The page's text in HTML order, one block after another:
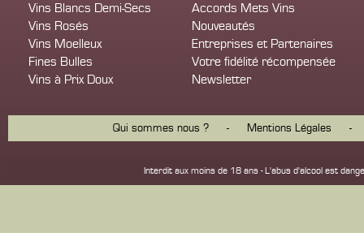
Vins Blancs Demi-Secs
Vins Rosés
Vins Moelleux
Fines Bulles
Vins à Prix Doux
Accords Mets Vins
Nouveautés
Entreprises et Partenaires
Votre fidélité récompensée
Newsletter
Qui sommes nous ? - Mentions Légales -
Interdit aux moins de 18 ans - L'abus d'alcool est